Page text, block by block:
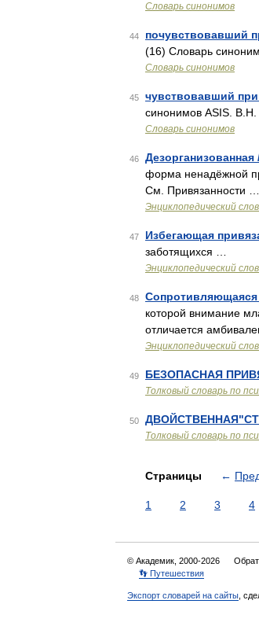
Словарь синонимов
44 почувствовавший
(16) Словарь
Словарь синонимов
45 чувствовавший
синонимов ASIS.
Словарь синонимов
46
форма ненадёжной
См. Привязанности …
Энциклопедический
47 Избегающая
заботящихся …
Энциклопедический
48 Сопротивляющаяся
которой внимание
отличается
Энциклопедический
49 БЕЗОПАСНАЯ
Толковый словарь по
50
Толковый словарь по
Страницы ←
1 2 3 4
© Академик, 2000-2026
👣 Путешествия
Экспорт словарей на сайты ,